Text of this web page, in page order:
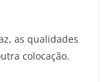
as qualidades
colocação.